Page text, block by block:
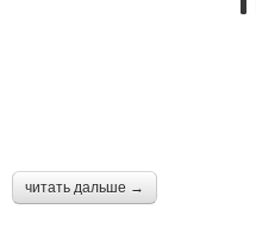
читать дальше →